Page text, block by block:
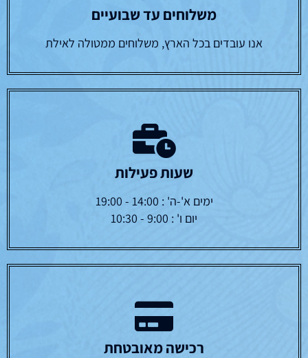
משלוחים עד שבועיים
אנו עובדים בכל הארץ, משלוחים ממטולה לאילת
שעות פעילות
ימים א'-ה' : 14:00 - 19:00
יום ו' : 9:00 - 10:30
רכישה מאובטחת